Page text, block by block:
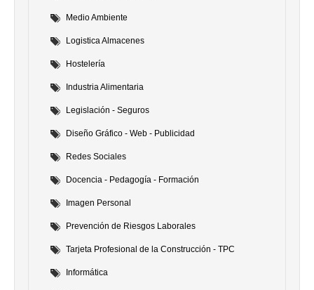
Medio Ambiente
Logistica Almacenes
Hostelería
Industria Alimentaria
Legislación - Seguros
Diseño Gráfico - Web - Publicidad
Redes Sociales
Docencia - Pedagogía - Formación
Imagen Personal
Prevención de Riesgos Laborales
Tarjeta Profesional de la Construcción - TPC
Informática